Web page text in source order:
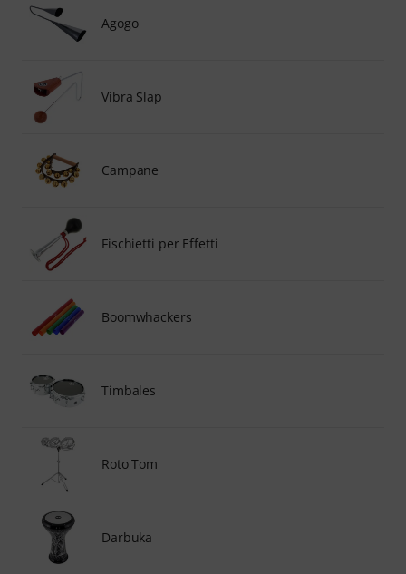
Agogo
Vibra Slap
Campane
Fischietti per Effetti
Boomwhackers
Timbales
Roto Tom
Darbuka